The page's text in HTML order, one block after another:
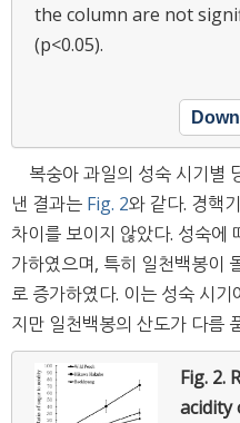
the column are not
(p<0.05).
복숭아 과일의 성숙 시기별
낸 결과는 Fig. 2와 같다. 경핵
차이를 보이지 않았다. 성숙에
가하였으며, 특히 일천백봉이
로 증가하였다. 이는 성숙 시
지만 일천백봉의 산도가 다름
Fig. 2.
acidity